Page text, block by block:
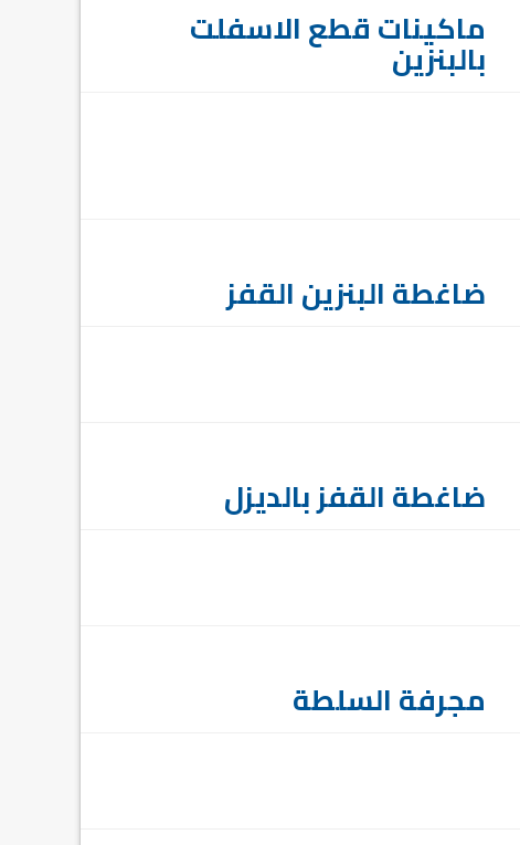
ماكينات قطع الاسفلت
بالبنزين
ضاغطة البنزين القفز
ضاغطة القفز بالديزل
مجرفة السلطة